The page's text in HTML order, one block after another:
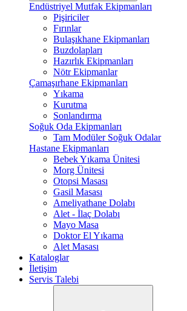
Endüstriyel Mutfak Ekipmanları
Pişiriciler
Fırınlar
Bulaşıkhane Ekipmanları
Buzdolapları
Hazırlık Ekipmanları
Nötr Ekipmanlar
Çamaşırhane Ekipmanları
Yıkama
Kurutma
Sonlandırma
Soğuk Oda Ekipmanları
Tam Modüler Soğuk Odalar
Hastane Ekipmanları
Bebek Yıkama Ünitesi
Morg Ünitesi
Otopsi Masası
Gasil Masası
Ameliyathane Dolabı
Alet - İlaç Dolabı
Mayo Masa
Doktor El Yıkama
Alet Masası
Kataloglar
İletişim
Servis Talebi